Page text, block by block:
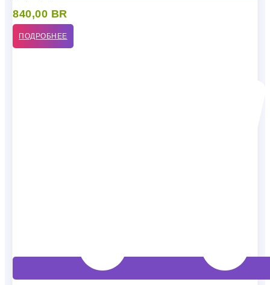
840,00 BR
ПОДРОБНЕЕ